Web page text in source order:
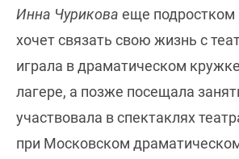
Инна Чурикова еще подростком
хочет связать свою жизнь с
играла в драматическом
лагере, а позже посещала
участвовала в спектаклях
при Московском